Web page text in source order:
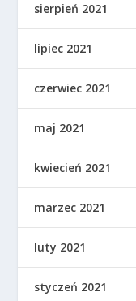
sierpień 2021
lipiec 2021
czerwiec 2021
maj 2021
kwiecień 2021
marzec 2021
luty 2021
styczeń 2021